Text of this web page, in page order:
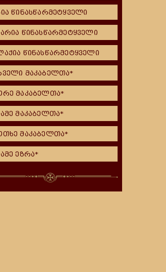
წინასწარმეტყველი
წინასწარმეტყველი
წინასწარმეტყველი
მაკაბელთა*
მაკაბელთა*
მაკაბელთა*
მაკაბელთა*
ეზრა*